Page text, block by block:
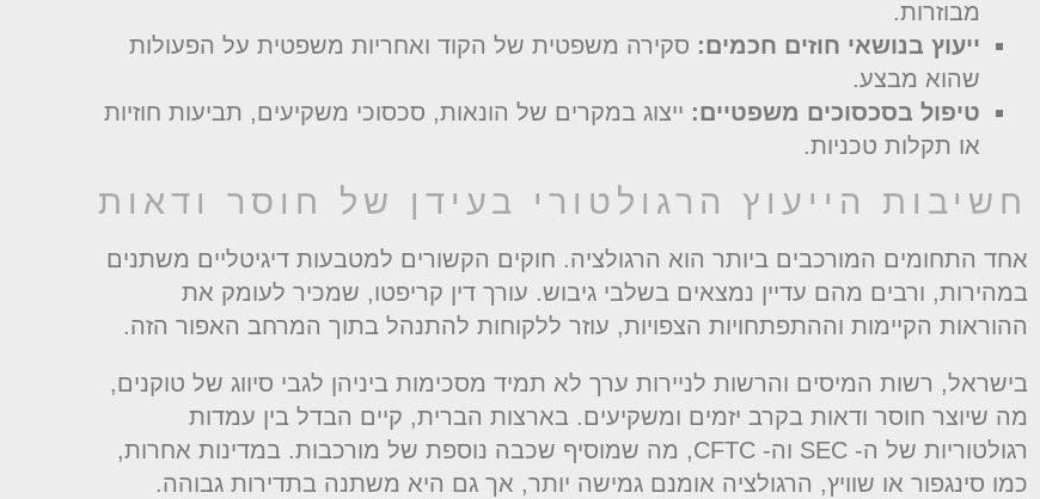
מבוזרות.
ייעוץ בנושאי חוזים חכמים: סקירה משפטית של הקוד ואחריות משפטית על הפעולות
שהוא מבצע.
טיפול בסכסוכים משפטיים: ייצוג במקרים של הונאות, סכסוכי משקיעים, תביעות חוזיות
או תקלות טכניות.
חשיבות הייעוץ הרגולטורי בעידן של חוסר ודאות
אחד התחומים המורכבים ביותר הוא הרגולציה. חוקים הקשורים למטבעות דיגיטליים משתנים
במהירות, ורבים מהם עדיין נמצאים בשלבי גיבוש. עורך דין קריפטו, שמכיר לעומק את
ההוראות הקיימות וההתפתחויות הצפויות, עוזר ללקוחות להתנהל בתוך המרחב האפור הזה.
בישראל, רשות המיסים והרשות לניירות ערך לא תמיד מסכימות ביניהן לגבי סיווג של טוקנים,
מה שיוצר חוסר ודאות בקרב יזמים ומשקיעים. בארצות הברית, קיים הבדל בין עמדות
רגולטוריות של ה- SEC וה- CFTC, מה שמוסיף שכבה נוספת של מורכבות. במדינות אחרות,
כמו סינגפור או שוויץ, הרגולציה אומנם גמישה יותר, אך גם היא משתנה בתדירות גבוהה.